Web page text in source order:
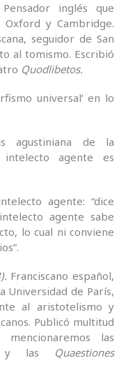
Pensador inglés que
y Cambridge.
seguidor de San
al tomismo. Escribió
Quodlibetos.
universal’ en lo
agustiniana de la
intelecto agente es
agente: “dice
agente sabe
lo cual ni conviene
Franciscano español,
Universidad de París,
al aristotelismo y
Publicó multitud
las
y las Quaestiones